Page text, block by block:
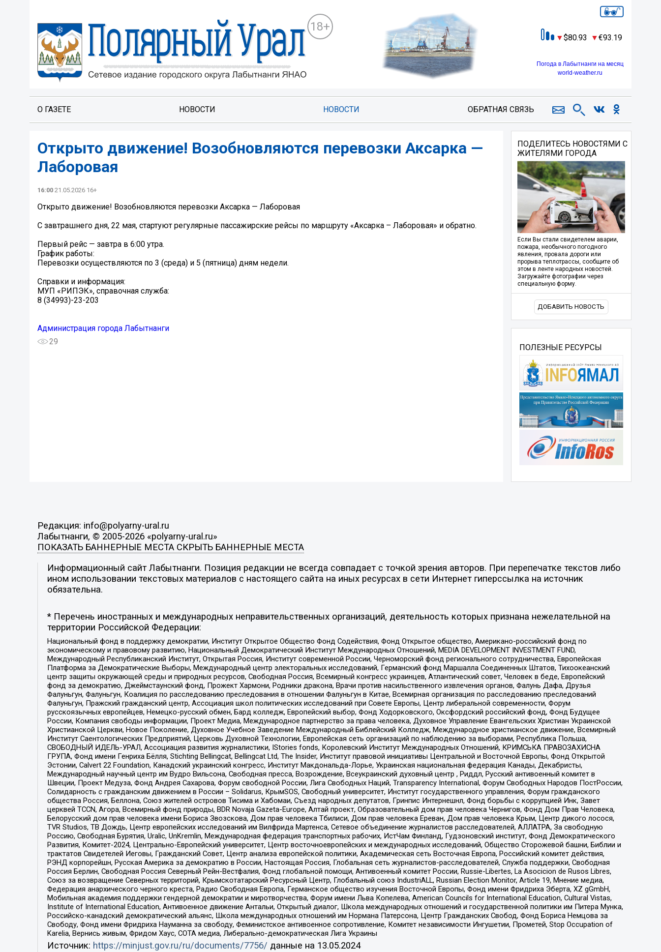
18+
80.93 93.19
Погода в Лабытнанги на месяц
world-weather.ru
О ГАЗЕТЕ НОВОСТИ НОВОСТИ ОБРАТНАЯ СВЯЗЬ
Открыто движение! Возобновляются перевозки Аксарка —
Лаборовая
16:00 21.05.2026 16+
Открыто движение! Возобновляются перевозки Аксарка — Лаборовая
С завтрашнего дня, 22 мая, стартуют регулярные пассажирские рейсы по маршруту «Аксарка – Лаборовая» и обратно.
Первый рейс — завтра в 6:00 утра.
График работы:
Перевозки осуществляются по 3 (среда) и 5 (пятница) дням недели.
Справки и информация:
МУП «РИПЭК», справочная служба:
8 (34993)-23-203
Администрация города Лабытнанги
29
ПОДЕЛИТЕСЬ НОВОСТЯМИ С
ЖИТЕЛЯМИ ГОРОДА
Если Вы стали свидетелем аварии,
пожара, необычного погодного
явления, провала дороги или
прорыва теплотрассы, сообщите об
этом в ленте народных новостей.
Загружайте фотографии через
специальную форму.
ДОБАВИТЬ НОВОСТЬ
ПОЛЕЗНЫЕ РЕСУРСЫ
Редакция: info@polyarny-ural.ru
Лабытнанги, © 2005-2026 «polyarny-ural.ru»
ПОКАЗАТЬ БАННЕРНЫЕ МЕСТА СКРЫТЬ БАННЕРНЫЕ МЕСТА
Информационный сайт Лабытнанги. Позиция редакции не всегда совпадает с точкой зрения авторов. При перепечатке текстов либо
ином использовании текстовых материалов с настоящего сайта на иных ресурсах в сети Интернет гиперссылка на источник
обязательна.
* Перечень иностранных и международных неправительственных организаций, деятельность которых признана нежелательной на
территории Российской Федерации:
Национальный фонд в поддержку демократии, Институт Открытое Общество Фонд Содействия, Фонд Открытое общество, Американо-российский фонд по
экономическому и правовому развитию, Национальный Демократический Институт Международных Отношений, MEDIA DEVELOPMENT INVESTMENT FUND,
Международный Республиканский Институт, Открытая Россия, Институт современной России, Черноморский фонд регионального сотрудничества, Европейская
Платформа за Демократические Выборы, Международный центр электоральных исследований, Германский фонд Маршалла Соединенных Штатов, Тихоокеанский
центр защиты окружающей среды и природных ресурсов, Свободная Россия, Всемирный конгресс украинцев, Атлантический совет, Человек в беде, Европейский
фонд за демократию, Джеймстаунский фонд, Прожект Хармони, Родники дракона, Врачи против насильственного извлечения органов, Фалунь Дафа, Друзья
Фалуньгун, Фалуньгун, Коалиция по расследованию преследования в отношении Фалуньгун в Китае, Всемирная организация по расследованию преследований
Фалуньгун, Пражский гражданский центр, Ассоциация школ политических исследований при Совете Европы, Центр либеральной современности, Форум
русскоязычных европейцев, Немецко-русский обмен, Бард колледж, Европейский выбор, Фонд Ходорковского, Оксфордский российский фонд, Фонд Будущее
России, Компания свободы информации, Проект Медиа, Международное партнерство за права человека, Духовное Управление Евангельских Христиан Украинской
Христианской Церкви, Новое Поколение, Духовное Учебное Заведение Международный Библейский Колледж, Международное христианское движение, Всемирный
Институт Саентологических Предприятий, Церковь Духовной Технологии, Европейская сеть организаций по наблюдению за выборами, Республика Польша,
СВОБОДНЫЙ ИДЕЛЬ-УРАЛ, Ассоциация развития журналистики, IStories fonds, Королевский Институт Международных Отношений, КРИМСЬКА ПРАВОЗАХИСНА
ГРУПА, Фонд имени Генриха Бёлля, Stichting Bellingcat, Bellingcat Ltd, The Insider, Институт правовой инициативы Центральной и Восточной Европы, Фонд Открытой
Эстонии, Calvert 22 Foundation, Канадский украинский конгресс, Институт Макдональда-Лорье, Украинская национальная федерация Канады, Декабристы,
Международный научный центр им Вудро Вильсона, Свободная пресса, Возрождение, Всеукраинский духовный центр , Риддл, Русский антивоенный комитет в
Швеции, Проект Медуза, Фонд Андрея Сахарова, Форум свободной России, Лига Свободных Наций, Transparеncy International, Форум Свободных Народов ПостРоссии,
Солидарность с гражданским движением в России – Solidarus, КрымSOS, Свободный университет, Институт государственного управления, Форум гражданского
общества Россия, Беллона, Союз жителей островов Тисима и Хабомаи, Съезд народных депутатов, Гринпис Интернешнл, Фонд борьбы с коррупцией Инк, Завет
церквей TCCN, Агора, Всемирный фонд природы, BDR Novaja Gazeta-Europe, Алтай проект, Образовательный дом прав человека Чернигов, Фонд Дом Прав Человека,
Белорусский дом прав человека имени Бориса Звозскова, Дом прав человека Тбилиси, Дом прав человека Ереван, Дом прав человека Крым, Центр дикого лосося,
TVR Studios, ТВ Дождь, Центр европейских исследований им Вилфрида Мартенса, Сетевое объединение журналистов расследователей, АЛЛАТРА, За свободную
Россию, Свободная Бурятия, Uralic, UnKremlin, Международная федерация транспортных рабочих, ИстЧам Финланд, Гудзоновский институт, Фонд Демократического
Развития, Комитет-2024, Центрально-Европейский университет, Центр восточноевропейских и международных исследований, Общество Сторожевой башни, Библии и
трактатов Свидетелей Иеговы, Гражданский Совет, Центр анализа европейской политики, Академическая сеть Восточная Европа, Российский комитет действия,
РЭНД корпорейшн, Русская Америка за демократию в России, Настоящая Россия, Глобальная сеть журналистов-расследователей, Служба поддержки, Свободная
Россия Берлин, Свободная Россия Северный Рейн-Вестфалия, Фонд глобальной помощи, Антивоенный комитет России, Russie-Libertes, La Asocicion de Rusos Libres,
Союз за возвращение Северных территорий, Крымскотатарский Ресурсный Центр, Глобальный союз IndustriALL, Russian Election Monitor, Article 19, Мнение медиа,
Федерация анархического черного креста, Радио Свободная Европа, Германское общество изучения Восточной Европы, Фонд имени Фридриха Эберта, XZ gGmbH,
Мобильная академия поддержки гендерной демократии и миротворчества, Форум имени Льва Копелева, American Councils for International Education, Cultural Vistas,
Institute of International Education, Антивоенное движение Антальи, Открытый диалог, Школа международных отношений и государственной политики им Питера Мунка,
Российско-канадский демократический альянс, Школа международных отношений им Нормана Патерсона, Центр Гражданских Свобод, Фонд Бориса Немцова за
Свободу, Фонд имени Фридриха Науманна за свободу, Феминистское антивоенное сопротивление, Комитет независимости Ингушетии, Прометей, Stop Occupation of
Karelia, Вернись живым, Фридом Хаус, СОТА медиа, Либерально-демократическая Лига Украины
Источник: https://minjust.gov.ru/ru/documents/7756/ данные на 13.05.2024